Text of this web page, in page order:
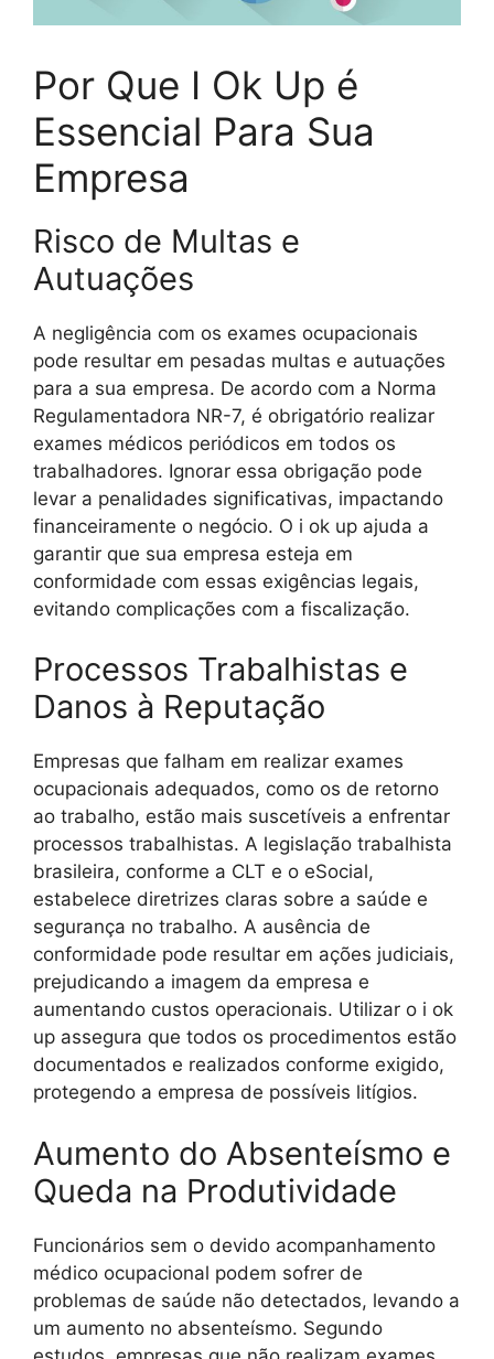
Por Que I Ok Up é
Essencial Para Sua
Empresa
Risco de Multas e
Autuações
A negligência com os exames ocupacionais
pode resultar em pesadas multas e autuações
para a sua empresa. De acordo com a Norma
Regulamentadora NR-7, é obrigatório realizar
exames médicos periódicos em todos os
trabalhadores. Ignorar essa obrigação pode
levar a penalidades significativas, impactando
financeiramente o negócio. O i ok up ajuda a
garantir que sua empresa esteja em
conformidade com essas exigências legais,
evitando complicações com a fiscalização.
Processos Trabalhistas e
Danos à Reputação
Empresas que falham em realizar exames
ocupacionais adequados, como os de retorno
ao trabalho, estão mais suscetíveis a enfrentar
processos trabalhistas. A legislação trabalhista
brasileira, conforme a CLT e o eSocial,
estabelece diretrizes claras sobre a saúde e
segurança no trabalho. A ausência de
conformidade pode resultar em ações judiciais,
prejudicando a imagem da empresa e
aumentando custos operacionais. Utilizar o i ok
up assegura que todos os procedimentos estão
documentados e realizados conforme exigido,
protegendo a empresa de possíveis litígios.
Aumento do Absenteísmo e
Queda na Produtividade
Funcionários sem o devido acompanhamento
médico ocupacional podem sofrer de
problemas de saúde não detectados, levando a
um aumento no absenteísmo. Segundo